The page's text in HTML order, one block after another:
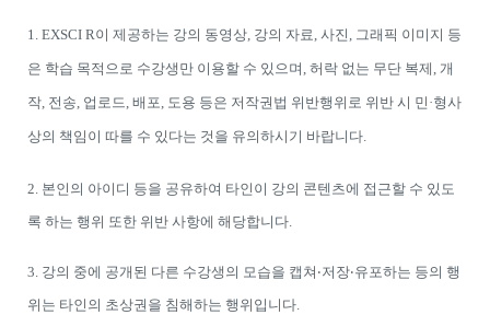
1. EXSCI R이 제공하는 강의 동영상, 강의 자료, 사진, 그래픽 이미지 등
은 학습 목적으로 수강생만 이용할 수 있으며, 허락 없는 무단 복제, 개
작, 전송, 업로드, 배포, 도용 등은 저작권법 위반행위로 위반 시 민·형사
상의 책임이 따를 수 있다는 것을 유의하시기 바랍니다.
2. 본인의 아이디 등을 공유하여 타인이 강의 콘텐츠에 접근할 수 있도
록 하는 행위 또한 위반 사항에 해당합니다.
3. 강의 중에 공개된 다른 수강생의 모습을 캡쳐‧저장‧유포하는 등의 행
위는 타인의 초상권을 침해하는 행위입니다.